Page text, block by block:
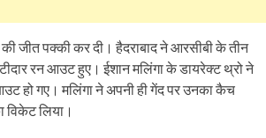
जीत पक्की कर दी। हैदराबाद ने आरसीबी के तीन
रन आउट हुए। ईशान मलिंगा के डायरेक्ट थ्रो ने
हो गए। मलिंगा ने अपनी ही गेंद पर उनका कैच
लिया।